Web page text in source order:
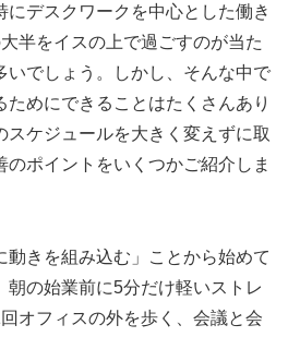
にデスクワークを中心とした働き
半をイスの上で過ごすのが当た
いでしょう。しかし、そんな中で
ためにできることはたくさんあり
スケジュールを大きく変えずに取
のポイントをいくつかご紹介しま
動きを組み込む」ことから始めて
朝の始業前に5分だけ軽いストレ
オフィスの外を歩く、会議と会